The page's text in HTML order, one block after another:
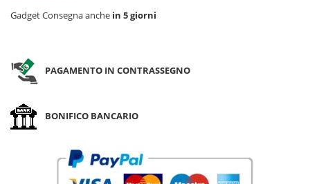
Gadget Consegna anche in 5 giorni
PAGAMENTO IN CONTRASSEGNO
BONIFICO BANCARIO